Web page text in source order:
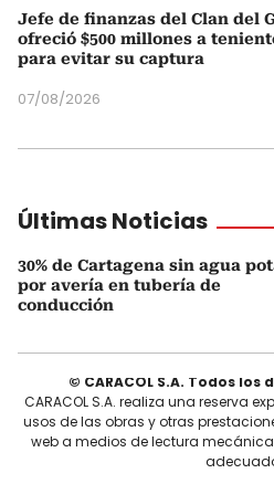
Jefe de finanzas del Clan del
ofreció $500 millones a
para evitar su captura
07/08/2026
Últimas Noticias
30% de Cartagena sin agua
por avería en tubería de
conducción
© CARACOL S.A. Todos
CARACOL S.A. realiza una reserva
usos de las obras y otras
web a medios de lectura